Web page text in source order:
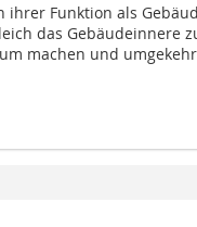
ihrer Funktion als
das Gebäudeinnere
machen und